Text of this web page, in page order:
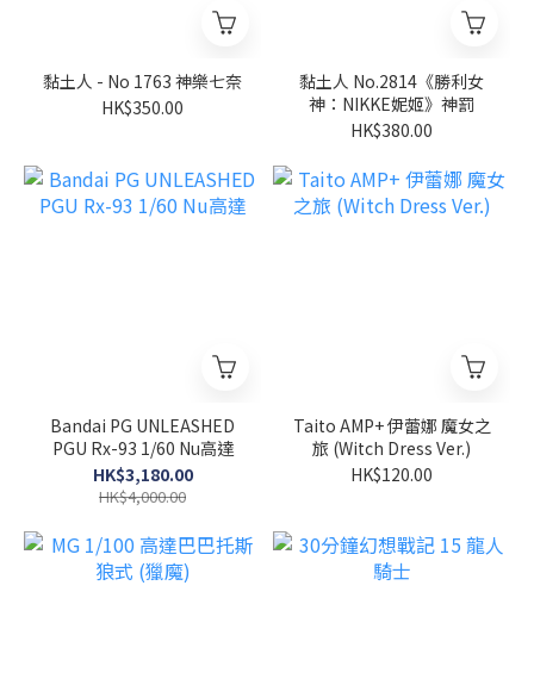
黏土人 - No 1763 神樂七奈
HK$350.00
黏土人 No.2814《勝利女
神：NIKKE妮姬》神罰
HK$380.00
Bandai PG UNLEASHED
PGU Rx-93 1/60 Nu高達
HK$3,180.00
HK$4,000.00
Taito AMP+ 伊蕾娜 魔女之
旅 (Witch Dress Ver.)
HK$120.00